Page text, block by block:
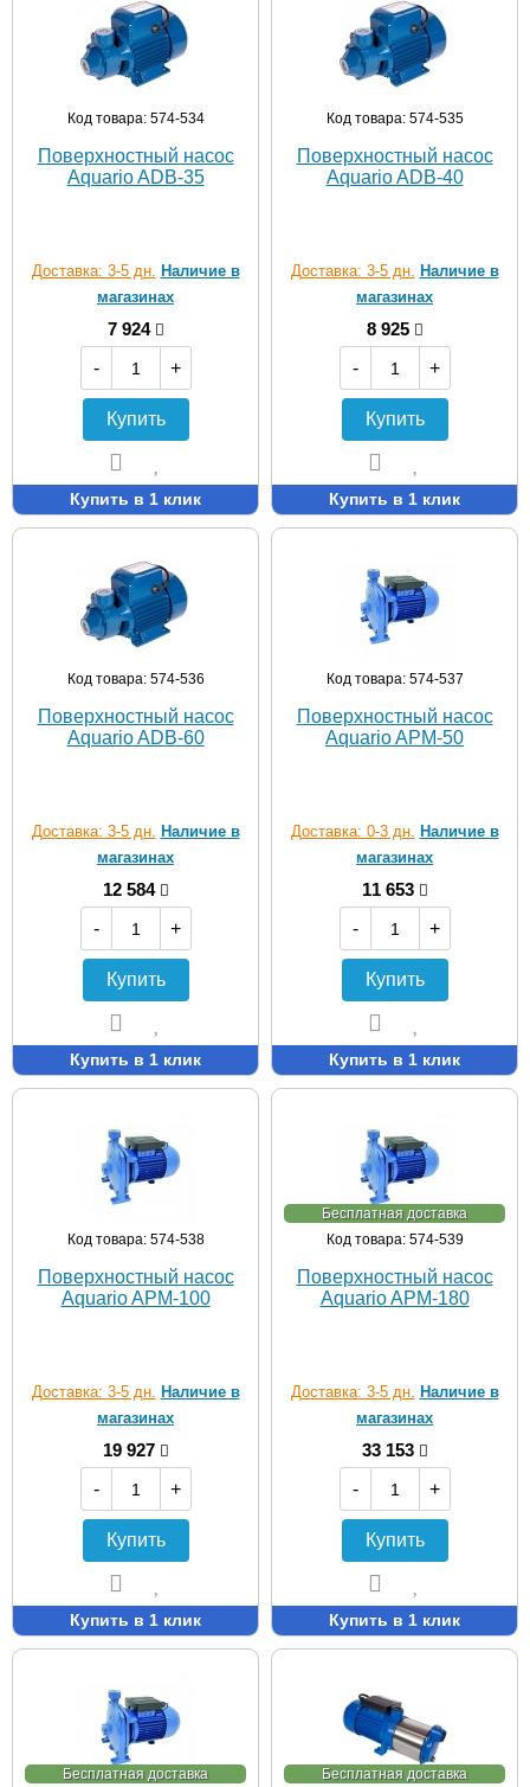
Код товара: 574-534
Поверхностный насос
Aquario ADB-35
Доставка: 3-5 дн. Наличие в
магазинах
7 924
-
+
Купить
Купить в 1 клик
Код товара: 574-535
Поверхностный насос
Aquario ADB-40
Доставка: 3-5 дн. Наличие в
магазинах
8 925
-
+
Купить
Купить в 1 клик
Код товара: 574-536
Поверхностный насос
Aquario ADB-60
Доставка: 3-5 дн. Наличие в
магазинах
12 584
-
+
Купить
Купить в 1 клик
Код товара: 574-537
Поверхностный насос
Aquario APM-50
Доставка: 0-3 дн. Наличие в
магазинах
11 653
-
+
Купить
Купить в 1 клик
Код товара: 574-538
Поверхностный насос
Aquario APM-100
Доставка: 3-5 дн. Наличие в
магазинах
19 927
-
+
Купить
Купить в 1 клик
Бесплатная доставка
Код товара: 574-539
Поверхностный насос
Aquario APM-180
Доставка: 3-5 дн. Наличие в
магазинах
33 153
-
+
Купить
Купить в 1 клик
Бесплатная доставка
Бесплатная доставка